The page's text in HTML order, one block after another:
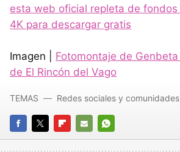
esta web oficial repleta de
4K para descargar gratis
Imagen | Fotomontaje de
de El Rincón del Vago
FACEBOOK
TWITTERFLIPBOARD
E-
WHATSAPP
TEMAS Redes sociales y comunidades